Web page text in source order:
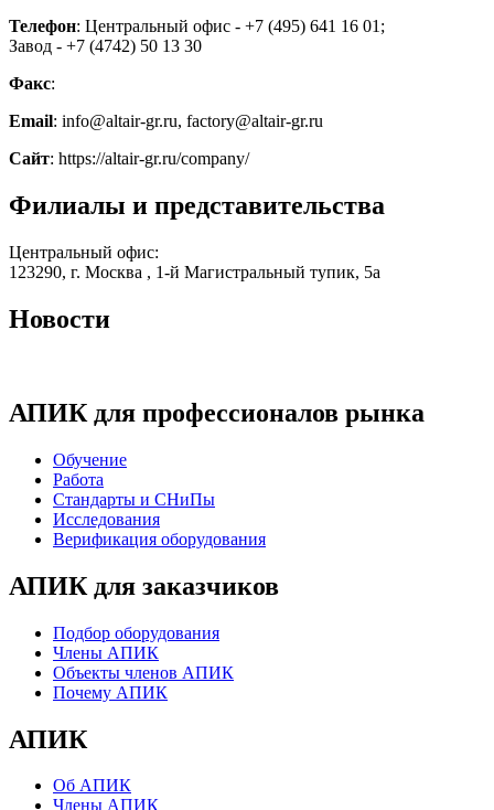
Телефон: Центральный офис - +7 (495) 641 16 01;
Завод - +7 (4742) 50 13 30
Факс:
Email: info@altair-gr.ru, factory@altair-gr.ru
Сайт: https://altair-gr.ru/company/
Филиалы и представительства
Центральный офис:
123290, г. Москва , 1-й Магистральный тупик, 5а
Новости
АПИК для профессионалов рынка
Обучение
Работа
Стандарты и СНиПы
Исследования
Верификация оборудования
АПИК для заказчиков
Подбор оборудования
Члены АПИК
Объекты членов АПИК
Почему АПИК
АПИК
Об АПИК
Члены АПИК